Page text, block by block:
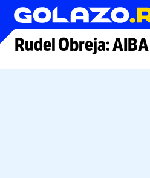
Alte sporturi
Rudel Obreja: